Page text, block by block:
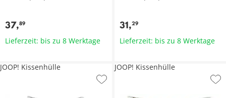
37,89
Lieferzeit: bis zu 8 Werktage
31,29
Lieferzeit: bis zu 8 Werktage
JOOP! Kissenhülle JOOP! Kissenhülle